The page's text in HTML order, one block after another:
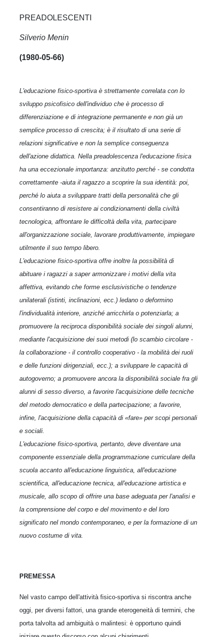
PREADOLESCENTI
Silverio Menin
(1980-05-66)
L'educazione fisico-sportiva è strettamente correlata con lo
sviluppo psicofisico dell'individuo che è processo di
differenziazione e di integrazione permanente e non già un
semplice processo di crescita; è il risultato di una serie di
relazioni significative e non la semplice conseguenza
dell'azione didattica. Nella preadolescenza l'educazione fisica
ha una eccezionale importanza: anzitutto perché - se condotta
correttamente -aiuta il ragazzo a scoprire la sua identità: poi,
perché lo aiuta a sviluppare tratti della personalità che gli
consentiranno di resistere ai condizionamenti della civiltà
tecnologica, affrontare le difficoltà della vita, partecipare
all'organizzazione sociale, lavorare produttivamente, impiegare
utilmente il suo tempo libero.
L'educazione fisico-sportiva offre inoltre la possibilità di
abituare i ragazzi a saper armonizzare i motivi della vita
affettiva, evitando che forme esclusivistiche o tendenze
unilaterali (istinti, inclinazioni, ecc.) ledano o deformino
l'individualità interiore, anziché arricchirla o potenziarla; a
promuovere la reciproca disponibilità sociale dei singoli alunni,
mediante l'acquisizione dei suoi metodi (lo scambio circolare -
la collaborazione - il controllo cooperativo - la mobilità dei ruoli
e delle funzioni dirigenziali, ecc.); a sviluppare le capacità di
autogoverno; a promuovere ancora la disponibilità sociale fra gli
alunni di sesso diverso, a favorire l'acquisizione delle tecniche
del metodo democratico e della partecipazione; a favorire,
infine, l'acquisizione della capacità di «fare» per scopi personali
e sociali.
L'educazione fisico-sportiva, pertanto, deve diventare una
componente essenziale della programmazione curriculare della
scuola accanto all'educazione linguistica, all'educazione
scientifica, all'educazione tecnica, all'educazione artistica e
musicale, allo scopo di offrire una base adeguata per l'analisi e
la comprensione del corpo e del movimento e del loro
significato nel mondo contemporaneo, e per la formazione di un
nuovo costume di vita.
PREMESSA
Nel vasto campo dell'attività fisico-sportiva si riscontra anche
oggi, per diversi fattori, una grande eterogeneità di termini, che
porta talvolta ad ambiguità o malintesi: è opportuno quindi